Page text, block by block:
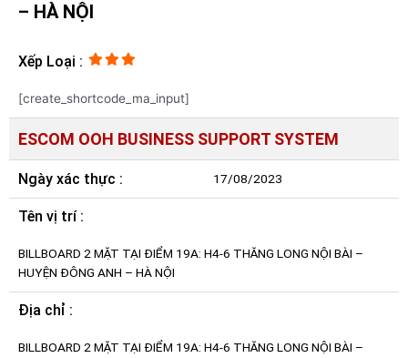
– HÀ NỘI
Xếp Loại :
[create_shortcode_ma_input]
ESCOM OOH BUSINESS SUPPORT SYSTEM
Ngày xác thực : 17/08/2023
Tên vị trí :
BILLBOARD 2 MẶT TẠI ĐIỂM 19A: H4-6 THĂNG LONG NỘI BÀI –
HUYỆN ĐÔNG ANH – HÀ NỘI
Địa chỉ :
BILLBOARD 2 MẶT TẠI ĐIỂM 19A: H4-6 THĂNG LONG NỘI BÀI –